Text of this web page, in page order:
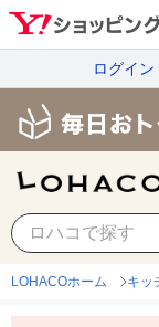
ログイン
LOHACOホーム キッ